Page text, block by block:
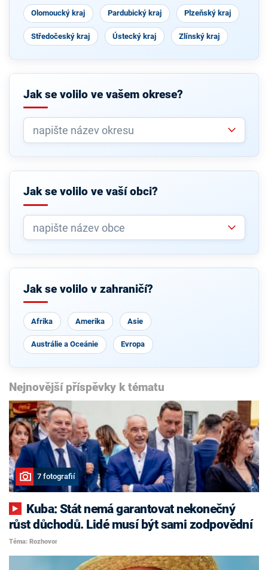
Olomoucký kraj Pardubický kraj Plzeňský kraj
Středočeský kraj Ústecký kraj Zlínský kraj
Jak se volilo ve vašem okrese?
Jak se volilo ve vaší obci?
Jak se volilo v zahraničí?
Afrika Amerika Asie
Austrálie a Oceánie Evropa
Nejnovější příspěvky k tématu
7 fotografií
růst důchodů. Lidé musí být sami zodpovědní
Téma: Rozhovor